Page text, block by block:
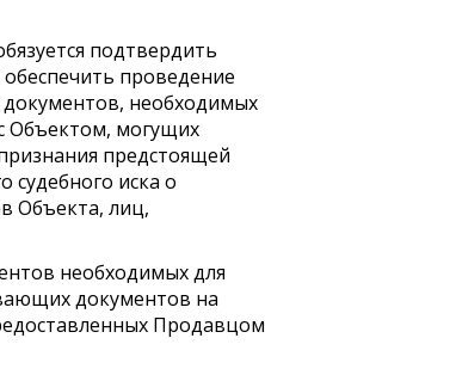
подтвердить
проведение
необходимых
Объектом, могущих
предстоящей
иска о
Объекта, лиц,
необходимых для
документов на
Продавцом